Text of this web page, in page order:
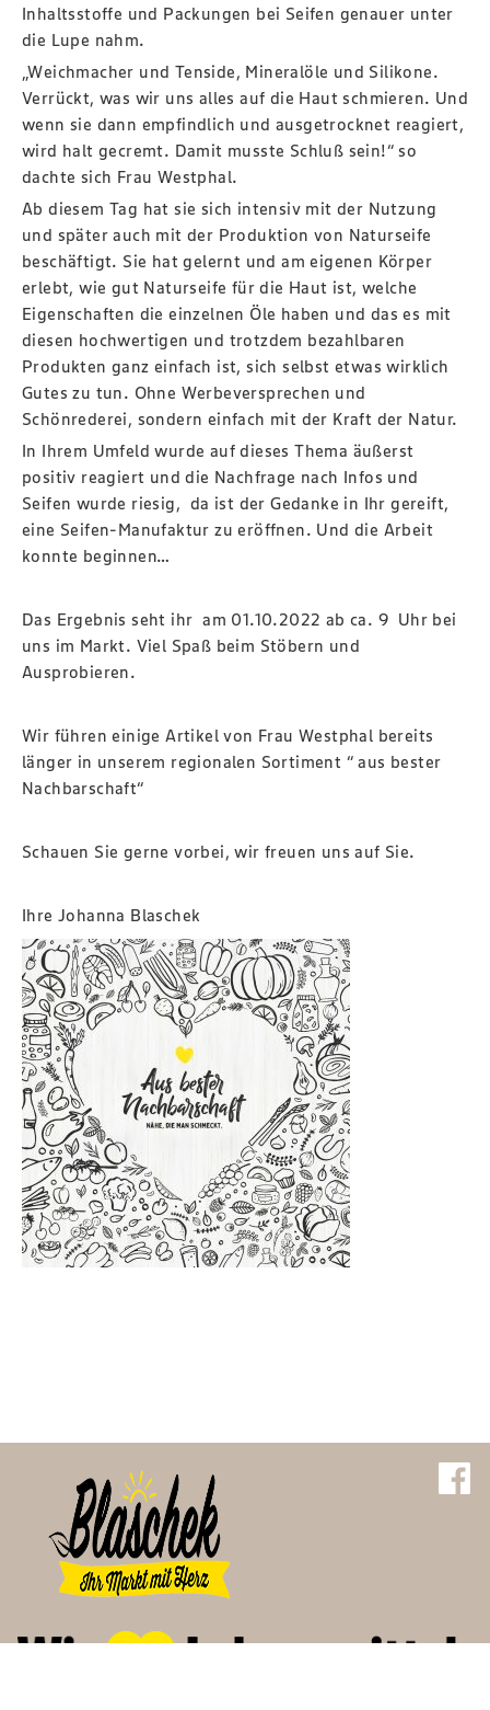
Inhaltsstoffe und Packungen bei Seifen genauer unter
die Lupe nahm.
„Weichmacher und Tenside, Mineralöle und Silikone.
Verrückt, was wir uns alles auf die Haut schmieren. Und
wenn sie dann empfindlich und ausgetrocknet reagiert,
wird halt gecremt. Damit musste Schluß sein!“ so
dachte sich Frau Westphal.
Ab diesem Tag hat sie sich intensiv mit der Nutzung
und später auch mit der Produktion von Naturseife
beschäftigt. Sie hat gelernt und am eigenen Körper
erlebt, wie gut Naturseife für die Haut ist, welche
Eigenschaften die einzelnen Öle haben und das es mit
diesen hochwertigen und trotzdem bezahlbaren
Produkten ganz einfach ist, sich selbst etwas wirklich
Gutes zu tun. Ohne Werbeversprechen und
Schönrederei, sondern einfach mit der Kraft der Natur.
In Ihrem Umfeld wurde auf dieses Thema äußerst
positiv reagiert und die Nachfrage nach Infos und
Seifen wurde riesig, da ist der Gedanke in Ihr gereift,
eine Seifen-Manufaktur zu eröffnen. Und die Arbeit
konnte beginnen…
Das Ergebnis seht ihr am 01.10.2022 ab ca. 9 Uhr bei
uns im Markt. Viel Spaß beim Stöbern und
Ausprobieren.
Wir führen einige Artikel von Frau Westphal bereits
länger in unserem regionalen Sortiment “ aus bester
Nachbarschaft“
Schauen Sie gerne vorbei, wir freuen uns auf Sie.
Ihre Johanna Blaschek